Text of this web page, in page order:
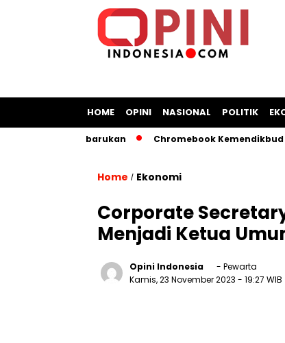
HOME OPINI NASIONAL POLITIK
Energi Terbarukan Chromebook Kemendikbud Jadi
Home / Ekonomi
Corporate
Menjadi Ketua
Opini Indonesia
- Pewarta
Kamis, 23 November 2023 - 19:27 WIB